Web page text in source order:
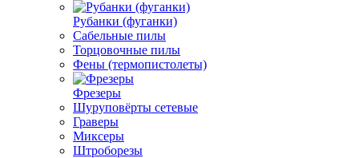
Рубанки (фуганки)
Сабельные пилы
Торцовочные пилы
Фены (термопистолеты)
Фрезеры
Шуруповёрты сетевые
Граверы
Миксеры
Штроборезы